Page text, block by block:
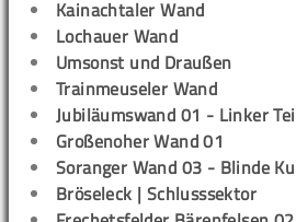
Kainachtaler Wand
Lochauer Wand
Umsonst und Draußen
Trainmeuseler Wand
Jubiläumswand 01 - Linker
Großenoher Wand 01
Soranger Wand 03 - Blinde
Bröseleck | Schlusssektor